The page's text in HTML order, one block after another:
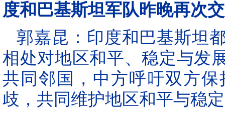
度和巴基斯坦军队昨晚再次
郭嘉昆：印度和巴基斯坦
相处对地区和平、稳定与发
共同邻国，中方呼吁双方
歧，共同维护地区和平与稳